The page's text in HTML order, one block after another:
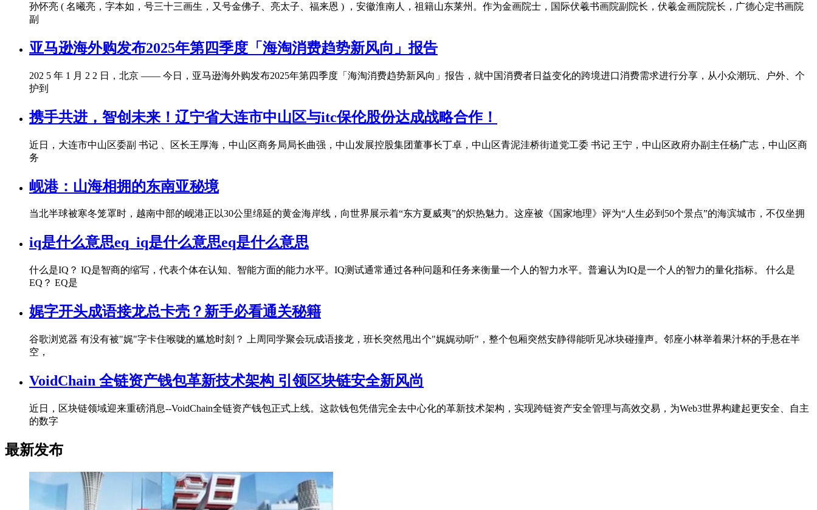
孙怀亮 ( 名曦亮，字本如，号三十三画生，又号金佛子、亮太子、福来恩 ) ，安徽淮南人，祖籍山东莱州。作为金画院士，国际伏羲书画院副院长，伏羲金画院院长，广德心定书画院
副
亚马逊海外购发布2025年第四季度「海淘消费趋势新风向」报告
202 5 年 1 月 2 2 日，北京 —— 今日，亚马逊海外购发布2025年第四季度「海淘消费趋势新风向」报告，就中国消费者日益变化的跨境进口消费需求进行分享，从小众潮玩、户外、个
护到
携手共进，智创未来！辽宁省大连市中山区与itc保伦股份达成战略合作！
近日，大连市中山区委副 书记 、区长王厚海，中山区商务局局长曲强，中山发展控股集团董事长丁卓，中山区青泥洼桥街道党工委 书记 王宁，中山区政府办副主任杨广志，中山区商
务
岘港：山海相拥的东南亚秘境
当北半球被寒冬笼罩时，越南中部的岘港正以30公里绵延的黄金海岸线，向世界展示着“东方夏威夷”的炽热魅力。这座被《国家地理》评为“人生必到50个景点”的海滨城市，不仅坐拥
iq是什么意思eq_iq是什么意思eq是什么意思
什么是IQ？ IQ是智商的缩写，代表个体在认知、智能方面的能力水平。IQ测试通常通过各种问题和任务来衡量一个人的智力水平。普遍认为IQ是一个人的智力的量化指标。 什么是
EQ？ EQ是
娓字开头成语接龙总卡壳？新手必看通关秘籍
谷歌浏览器 有没有被"娓"字卡住喉咙的尴尬时刻？ 上周同学聚会玩成语接龙，班长突然甩出个"娓娓动听"，整个包厢突然安静得能听见冰块碰撞声。邻座小林举着果汁杯的手悬在半
空，
VoidChain 全链资产钱包革新技术架构 引领区块链安全新风尚
近日，区块链领域迎来重磅消息--VoidChain全链资产钱包正式上线。这款钱包凭借完全去中心化的革新技术架构，实现跨链资产安全管理与高效交易，为Web3世界构建起更安全、自主
的数字
最新发布